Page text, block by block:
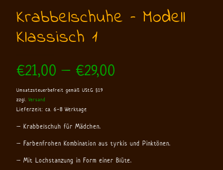
Krabbelschuhe – Modell
Klassisch 1
€21,00 – €29,00
Umsatzsteuerbefreit gemäß UStG §19
zzgl. Versand
Lieferzeit: ca. 6-8 Werktage
– Krabbelschuh für Mädchen.
– Farbenfrohen Kombination aus tyrkis und Pinktönen.
– Mit Lochstanzung in Form einer Blüte.